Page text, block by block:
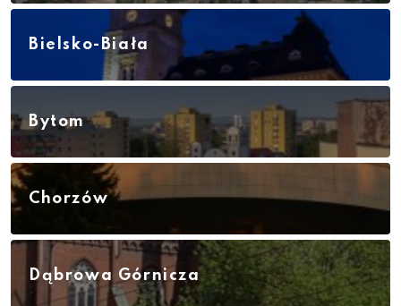
Bielsko-Biała
Bytom
Chorzów
Dąbrowa Górnicza